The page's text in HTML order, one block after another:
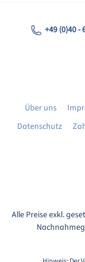
+49 (0)40 -
Über uns
Datenschutz
Alle Preise exkl.